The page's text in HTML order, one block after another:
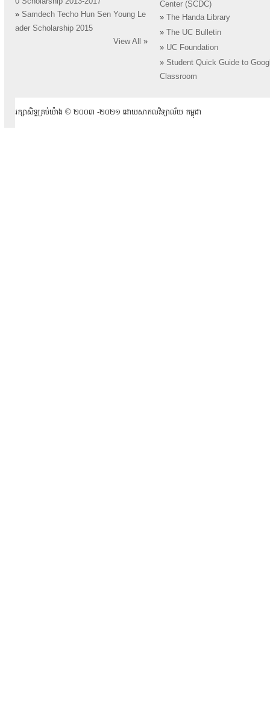
» Samdech Techo Hun Sen Young Le
ader Scholarship 2015
View All
»
Center (SCDC)
»
The Handa Library
»
The UC Bulletin
» UC Foundation
» Student Quick Guide to
Classroom
រក្សាសិទ្ធគ្រប់យ៉ាង ​© ២០០៣ -២០២១ ដោយសាកលវិទ្យាល័យ កម្ពុជា